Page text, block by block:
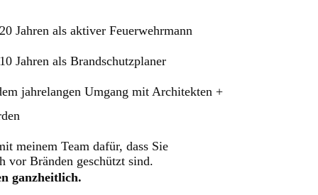
Jahren als aktiver Feuerwehrmann
Jahren als Brandschutzplaner
jahrelangen Umgang mit Architekten +
meinem Team dafür, dass Sie
vor Bränden geschützt sind.
ganzheitlich.